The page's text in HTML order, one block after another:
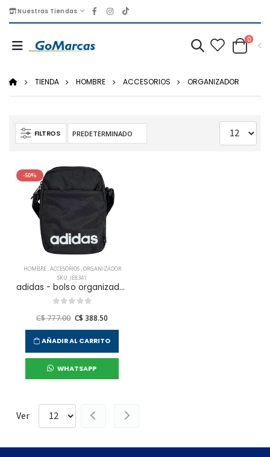
Nuestras Tiendas
0
TIENDA HOMBRE ACCESORIOS ORGANIZADOR
FILTROS
-50%
HOMBRE,ACCESORIOS,ORGANIZADOR
SKU: JE8341
adidas - bolso organizador linear org para hombre
C$ 777.00 C$ 388.50
AÑADIR AL CARRITO
WHATSAPP
Ver